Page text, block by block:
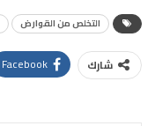
التخلص من القوارض
شارك Facebook